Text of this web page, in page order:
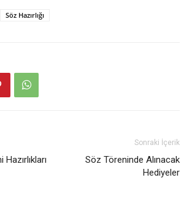
Söz Hazırlığı
Sonraki İçerik
Söz Töreninde Alınacak
Hediyeler